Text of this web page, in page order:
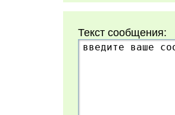
Текст сообщения: